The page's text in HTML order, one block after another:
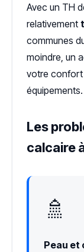
Avec un TH
relativement
communes
moindre, un
votre confort
équipements.
Les
calcaire
🚿
Peau et